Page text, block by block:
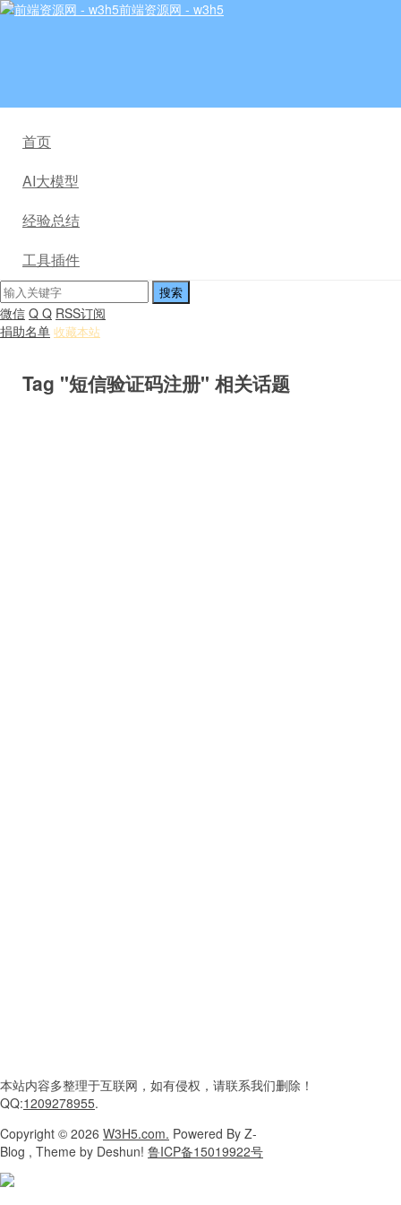
前端资源网 - w3h5
首页
AI大模型
经验总结
工具插件
微信 Q Q RSS订阅
捐助名单 收藏本站
Tag "短信验证码注册" 相关话题
本站内容多整理于互联网， 如有侵权，请联系我们删除！
QQ:1209278955.
Copyright © 2026 W3H5.com. Powered By Z-
Blog , Theme by Deshun! 鲁ICP备15019922号